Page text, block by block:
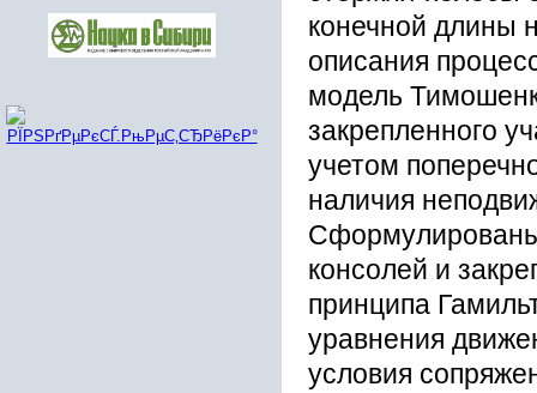
конечной длины
описания
модель
закрепленного
учетом
наличия
Сформулированы
консолей и
принципа
уравнения
условия